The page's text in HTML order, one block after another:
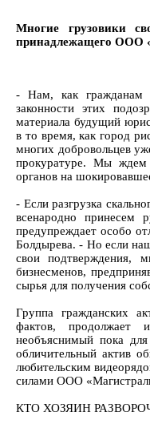
Многие грузовики
принадлежащего ООО
- Нам, как гражданам
законности этих
материала будущий
в то время, как город
многих добровольцев
прокуратуре. Мы ждем
органов на
- Если разгрузка
всенародно принесем
предупреждает особо
Болдырева. - Но если
свои подтверждения,
бизнесменов,
сырья для получения
Группа гражданских
фактов, продолжает
необъяснимый пока
обличительный актив
любительским
силами ООО
КТО ХОЗЯИН